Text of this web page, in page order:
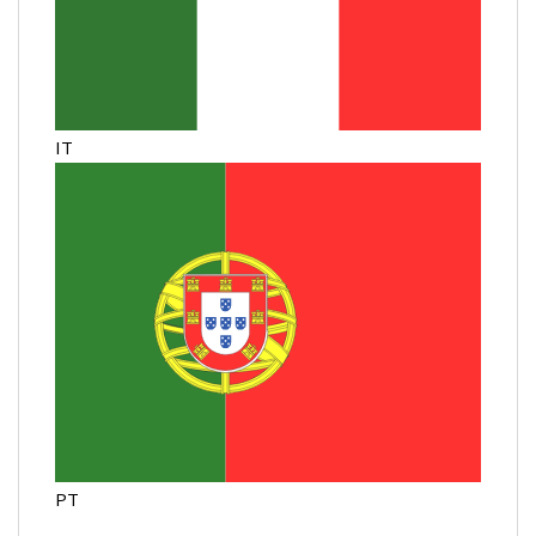
IT
PT